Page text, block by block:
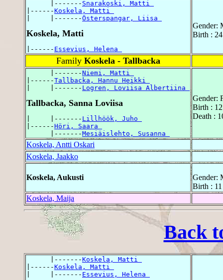
      |-------
Snarakoski, Matti
|------Koskela, Matti
|     |-------Österspangar, Liisa
Koskela, Matti
|------ Essevius, Helena
Gender:
Birth :
Family Koskela - Tallbacka
      |-------
Niemi, Matti
|------Tallbacka, Hannu Heikki
|     |------- Logren, Loviisa Albertiina
Tallbacka, Sanna Loviisa
|     |------- Lillhöök, Juho
|------Höri, Saara
      |-------
Mesiäislehto, Susanna
Gender:
Birth :
Death :
Koskela, Antti Oskari
Koskela, Jaakko
Koskela, Aukusti
Gender:
Birth :
Koskela, Maija
Back
      |-------
Koskela, Matti
|------Koskela, Matti
|     |------- Essevius, Helena